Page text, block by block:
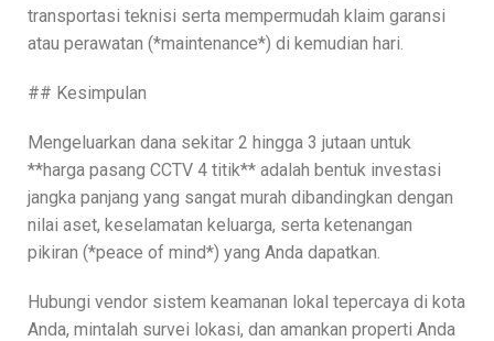
transportasi teknisi serta mempermudah klaim garansi
atau perawatan (*maintenance*) di kemudian hari.
## Kesimpulan
Mengeluarkan dana sekitar 2 hingga 3 jutaan untuk
**harga pasang CCTV 4 titik** adalah bentuk investasi
jangka panjang yang sangat murah dibandingkan dengan
nilai aset, keselamatan keluarga, serta ketenangan
pikiran (*peace of mind*) yang Anda dapatkan.
Hubungi vendor sistem keamanan lokal tepercaya di kota
Anda, mintalah survei lokasi, dan amankan properti Anda